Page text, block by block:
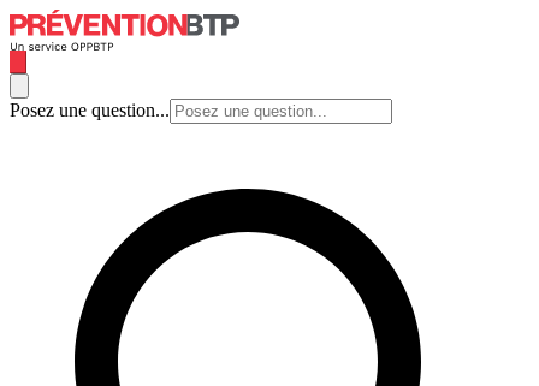
Posez une question...